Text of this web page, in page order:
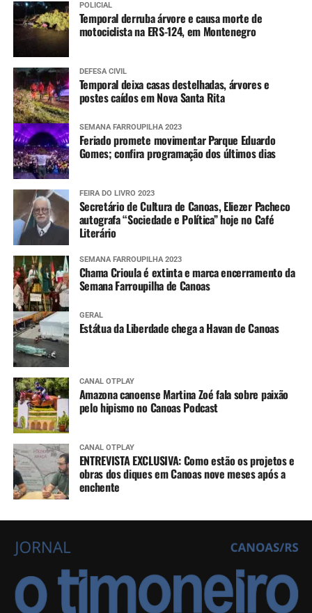
POLICIAL
Temporal derruba árvore e causa morte de
motociclista na ERS-124, em Montenegro
DEFESA CIVIL
Temporal deixa casas destelhadas, árvores e
postes caídos em Nova Santa Rita
SEMANA FARROUPILHA 2023
Feriado promete movimentar Parque Eduardo
Gomes; confira programação dos últimos dias
FEIRA DO LIVRO 2023
Secretário de Cultura de Canoas, Eliezer Pacheco
autografa “Sociedade e Política” hoje no Café
Literário
SEMANA FARROUPILHA 2023
Chama Crioula é extinta e marca encerramento da
Semana Farroupilha de Canoas
GERAL
Estátua da Liberdade chega a Havan de Canoas
CANAL OTPLAY
Amazona canoense Martina Zoé fala sobre paixão
pelo hipismo no Canoas Podcast
CANAL OTPLAY
ENTREVISTA EXCLUSIVA: Como estão os projetos e
obras dos diques em Canoas nove meses após a
enchente